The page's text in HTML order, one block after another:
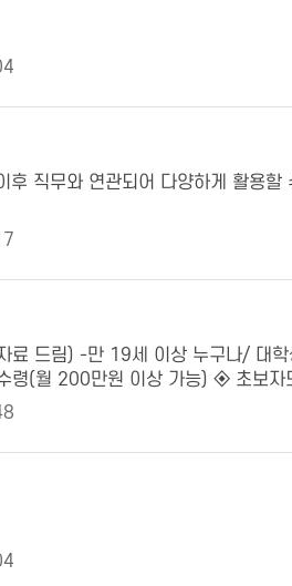
후 직무와 연관되어 다양하게 활
드림) -만 19세 이상 누구나/ 대
(월 200만원 이상 가능) ◈ 초보